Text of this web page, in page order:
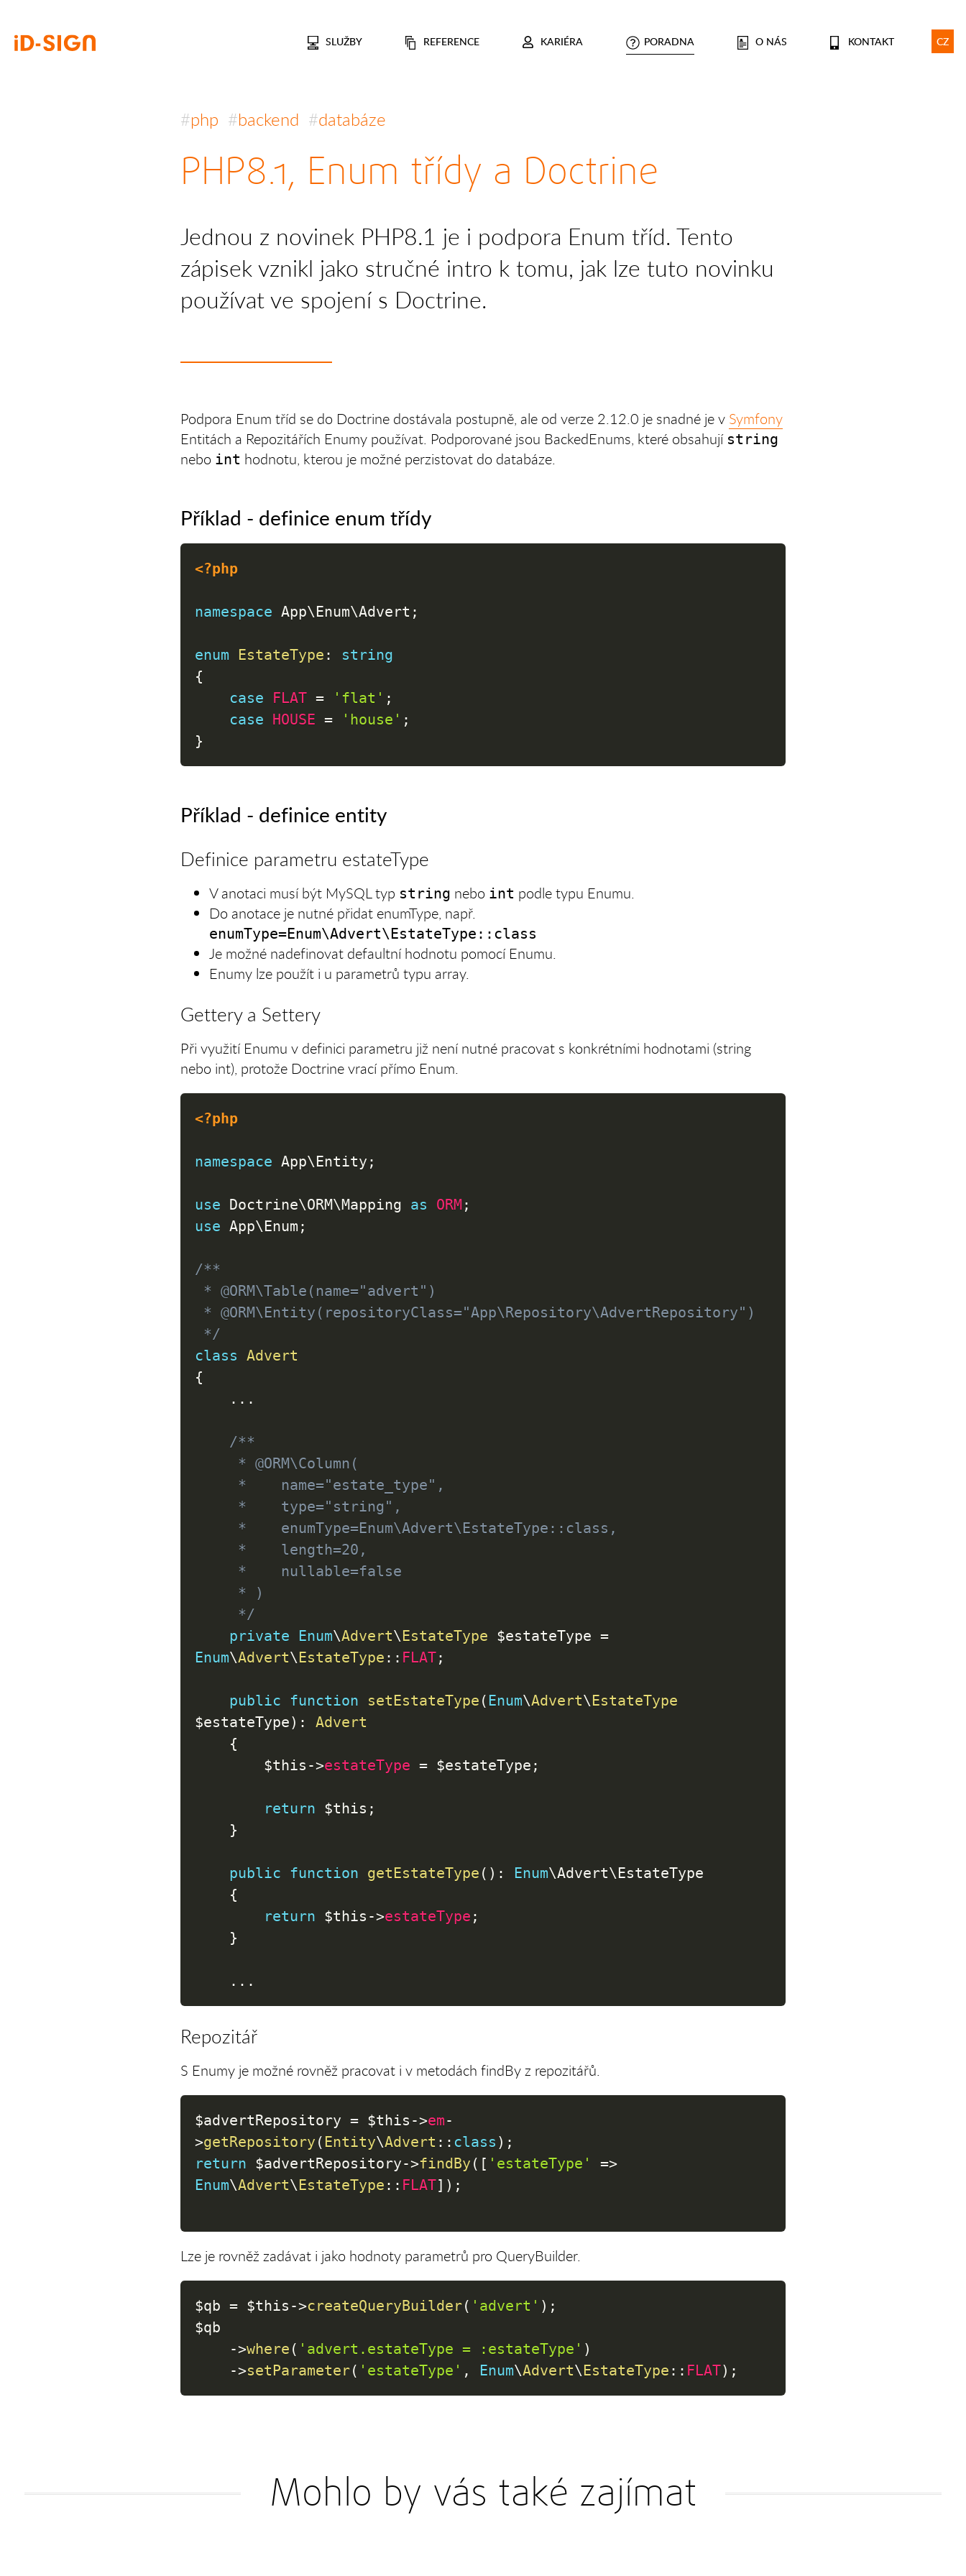
CZ
SLUŽBY REFERENCE KARIÉRA PORADNA O NÁS KONTAKT
php backend databáze
PHP8.1, Enum třídy a Doctrine
Jednou z novinek PHP8.1 je i podpora Enum tříd. Tento
zápisek vznikl jako stručné intro k tomu, jak lze tuto novinku
používat ve spojení s Doctrine.
Podpora Enum tříd se do Doctrine dostávala postupně, ale od verze 2.12.0 je snadné je v Symfony
Entitách a Repozitářích Enumy používat. Podporované jsou BackedEnums, které obsahují string
nebo int hodnotu, kterou je možné perzistovat do databáze.
Příklad - definice enum třídy
<?php
namespace App\Enum\Advert ;
enum EstateType :
string
{
case
FLAT = 'flat' ;
case HOUSE = 'house' ;
}
Příklad - definice entity
Definice parametru estateType
V anotaci musí být MySQL typ string nebo int podle typu Enumu.
Do anotace je nutné přidat enumType, např.
enumType=Enum\Advert\EstateType::class
Je možné nadefinovat defaultní hodnotu pomocí Enumu.
Enumy lze použít i u parametrů typu array.
Gettery a Settery
Při využití Enumu v definici parametru již není nutné pracovat s konkrétními hodnotami (string
nebo int), protože Doctrine vrací přímo Enum.
<?php
namespace App\Entity ;
use Doctrine\ORM\Mapping as ORM;
use App\Enum ;
/**
*/
class Advert
{
...
/**
     */
private
Enum\Advert\EstateType $estateType =
Enum\Advert\EstateType :: FLAT;
public function setEstateType ( Enum\Advert\EstateType
$estateType) :
Advert
{
$this ->estateType = $estateType ;
return $this ;
}
public function getEstateType ( ) : Enum\Advert\EstateType
{
return $this ->estateType ;
}
...
Repozitář
S Enumy je možné rovněž pracovat i v metodách findBy z repozitářů.
$advertRepository = $this ->em-
>getRepository ( Entity\Advert :: class ) ;
return $advertRepository->findBy ( [ 'estateType'
=>
Enum\Advert\EstateType :: FLAT] ) ;
Lze je rovněž zadávat i jako hodnoty parametrů pro QueryBuilder.
$qb = $this ->createQueryBuilder( 'advert' ) ;
$qb
->where ( 'advert.estateType = :estateType' )
->setParameter( 'estateType' , Enum\Advert\EstateType :: FLAT) ;
Mohlo by vás také zajímat